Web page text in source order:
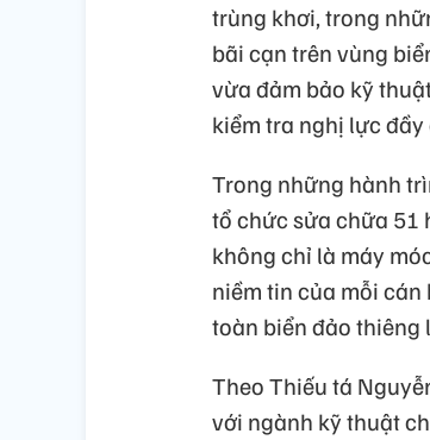
trùng khơi, trong
bãi cạn trên vùng
vừa đảm bảo kỹ
kiểm tra nghị lực đầy
Trong những hành
tổ chức sửa chữa 51
không chỉ là máy
niềm tin của mỗi
toàn biển đảo thiêng
Theo Thiếu tá
với ngành kỹ thuật